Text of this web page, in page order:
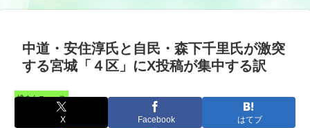
真が話題
中道・安住淳氏と自民・森下千里氏が激突
する宮城「４区」にX投稿が集中する訳
憤まんニュース
X Facebook はてブ